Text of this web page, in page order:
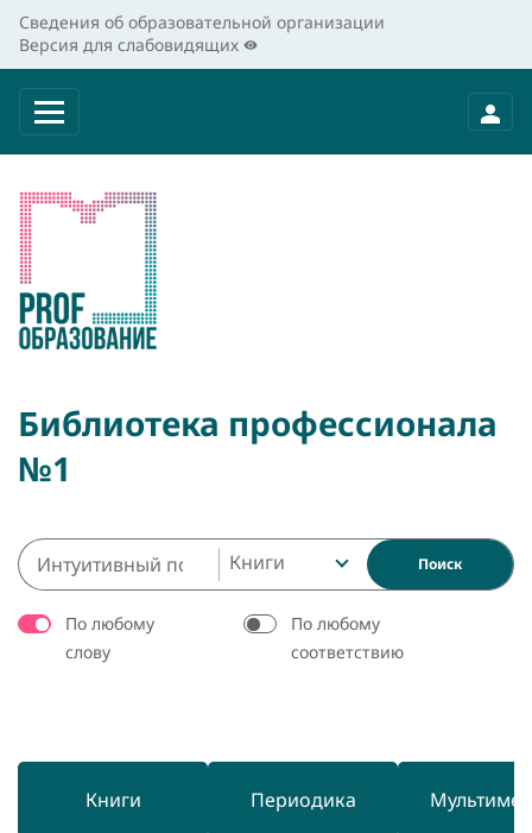
Сведения об образовательной организации
Версия для слабовидящих
Библиотека профессионала
№1
Книги Поиск
По любому
слову
По любому
соответствию
Книги Периодика